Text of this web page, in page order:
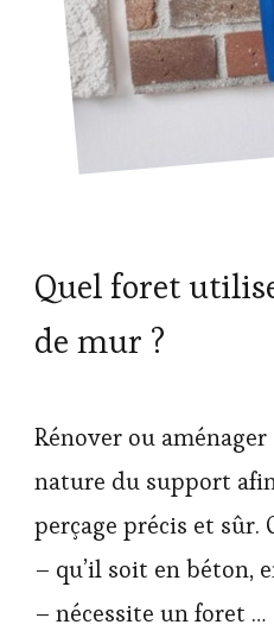
Quel foret
de mur ?
Rénover ou
nature du support
perçage précis et sûr.
– qu’il soit en béton,
– nécessite un foret …